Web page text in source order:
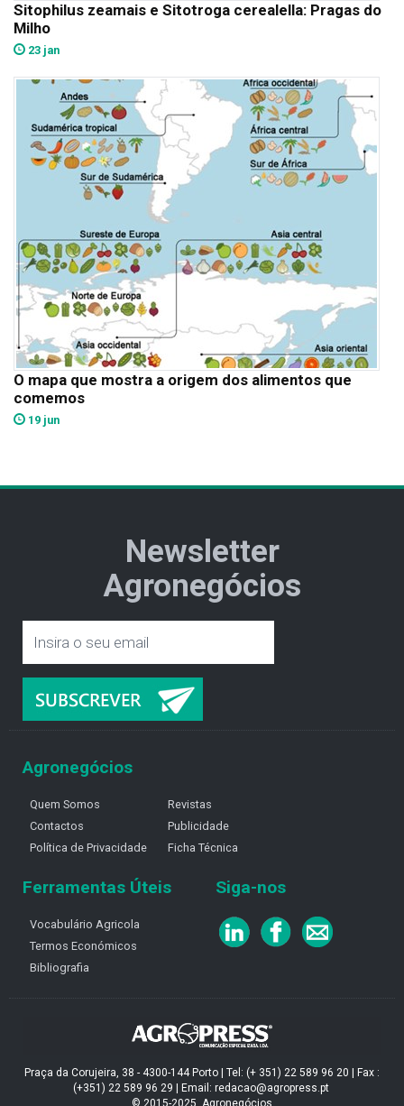
Sitophilus zeamais e Sitotroga cerealella: Pragas do
Milho
23 jan
O mapa que mostra a origem dos alimentos que
comemos
19 jun
Newsletter
Agronegócios
Agronegócios
Quem Somos
Contactos
Política de Privacidade
Revistas
Publicidade
Ficha Técnica
Ferramentas Úteis
Vocabulário Agricola
Termos Económicos
Bibliografia
Siga-nos
Praça da Corujeira, 38 - 4300-144 Porto | Tel: (+ 351) 22 589 96 20 | Fax :
(+351) 22 589 96 29 | Email: redacao@agropress.pt
© 2015-2025, Agronegócios